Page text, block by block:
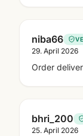
niba66
29. April 2026
Order
bhri_200
25. April 2026